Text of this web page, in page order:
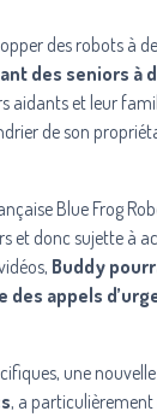
des robots à
des seniors à
aidants et leur
de son
Blue Frog
et donc sujette à
Buddy
appels
une
, a